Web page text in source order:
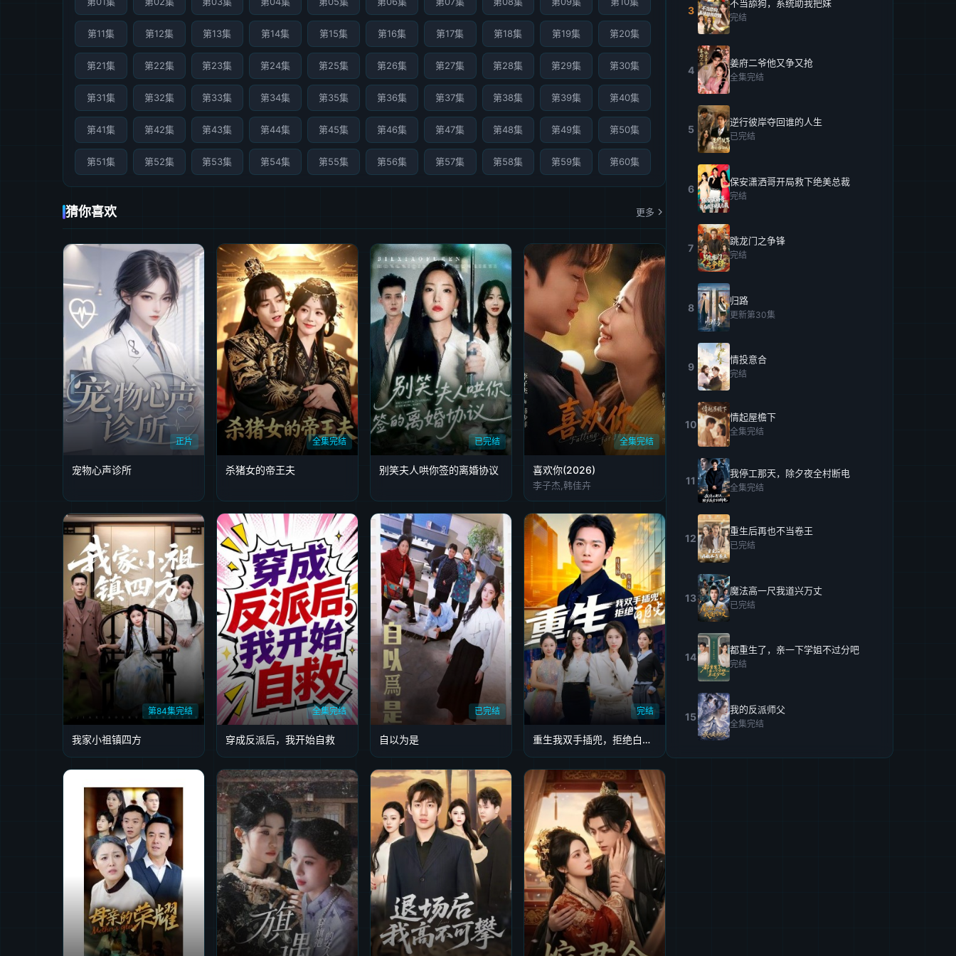
第11集 第12集 第13集 第14集 第15集 第16集 第17集 第18集 第19集 第20集
第21集 第22集 第23集 第24集 第25集 第26集 第27集 第28集 第29集 第30集
第31集 第32集 第33集 第34集 第35集 第36集 第37集 第38集 第39集 第40集
第41集 第42集 第43集 第44集 第45集 第46集 第47集 第48集 第49集 第50集
第51集 第52集 第53集 第54集 第55集 第56集 第57集 第58集 第59集 第60集
猜你喜欢 更多
正片
宠物心声诊所
全集完结
杀猪女的帝王夫
已完结
别笑夫人哄你签的离婚协议
全集完结
喜欢你(2026)
李子杰,韩佳卉
第84集完结
我家小祖镇四方
全集完结
穿成反派后，我开始自救
已完结
自以为是
完结
重生我双手插兜，拒绝白月光
3
不当舔狗，系统助我把妹
完结
4
姜府二爷他又争又抢
全集完结
5
逆行彼岸夺回谁的人生
已完结
6
保安潇洒哥开局救下绝美总裁
完结
7
跳龙门之争锋
完结
8
归路
更新第30集
9
情投意合
完结
10
情起屋檐下
全集完结
11
我停工那天，除夕夜全村断电
全集完结
12
重生后再也不当卷王
已完结
13
魔法高一尺我道兴万丈
已完结
14
都重生了，亲一下学姐不过分吧
完结
15
我的反派师父
全集完结